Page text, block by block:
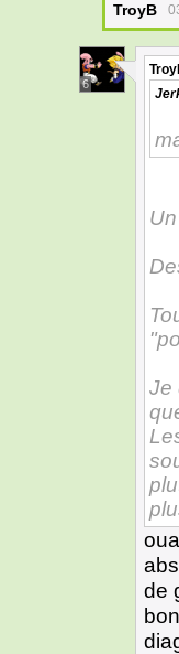
TroyB
6
Je
de